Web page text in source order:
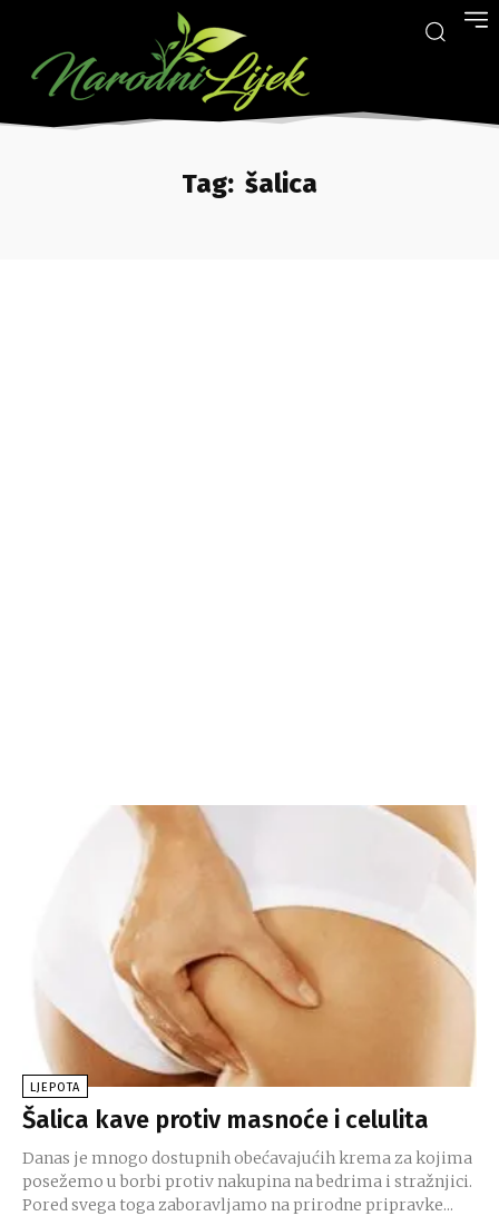
Tag: šalica
LJEPOTA
Šalica kave protiv masnoće i celulita
Danas je mnogo dostupnih obećavajućih krema za kojima
posežemo u borbi protiv nakupina na bedrima i stražnjici.
Pored svega toga zaboravljamo na prirodne pripravke...